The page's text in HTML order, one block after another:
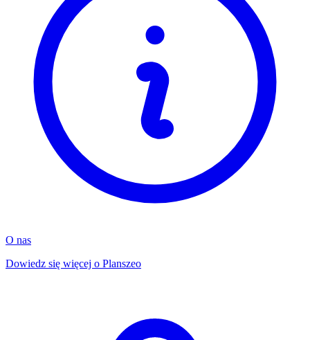
O nas
Dowiedz się więcej o Planszeo